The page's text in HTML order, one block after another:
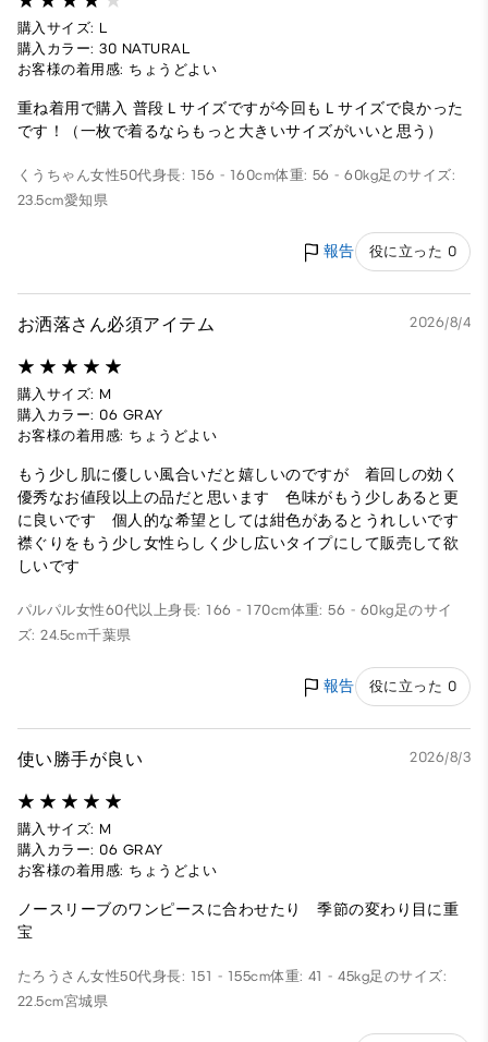
購入サイズ: L
購入カラー: 30 NATURAL
お客様の着用感: ちょうどよい
重ね着用で購入 普段Ｌサイズですが今回もＬサイズで良かった
です！（一枚で着るならもっと大きいサイズがいいと思う）
くうちゃん女性50代身長: 156 - 160cm体重: 56 - 60kg足のサイズ:
23.5cm愛知県
報告 役に立った 0
お洒落さん必須アイテム 2026/8/4
購入サイズ: M
購入カラー: 06 GRAY
お客様の着用感: ちょうどよい
もう少し肌に優しい風合いだと嬉しいのですが 着回しの効く
優秀なお値段以上の品だと思います 色味がもう少しあると更
に良いです 個人的な希望としては紺色があるとうれしいです
襟ぐりをもう少し女性らしく少し広いタイプにして販売して欲
しいです
パルパル女性60代以上身長: 166 - 170cm体重: 56 - 60kg 足のサイ
ズ: 24.5cm千葉県
報告 役に立った 0
使い勝手が良い 2026/8/3
購入サイズ: M
購入カラー: 06 GRAY
お客様の着用感: ちょうどよい
ノースリーブのワンピースに合わせたり 季節の変わり目に重
宝
たろうさん女性50代身長: 151 - 155cm体重: 41 - 45kg足のサイズ:
22.5cm宮城県